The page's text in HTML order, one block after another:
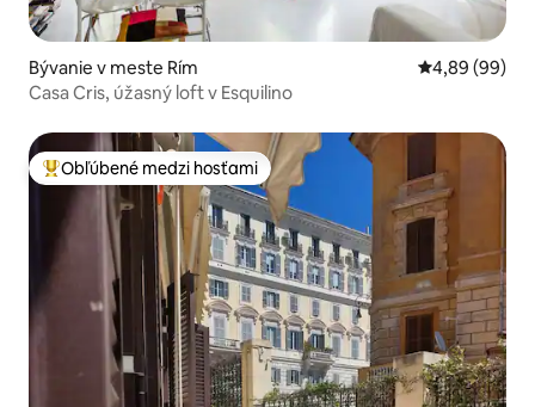
Bývanie v meste Rím Priemerné
4,89 (99)
Casa Cris, úžasný loft v Esquilino
Najobľúbenejšie medzi hosťami
Obľúbené medzi hosťami